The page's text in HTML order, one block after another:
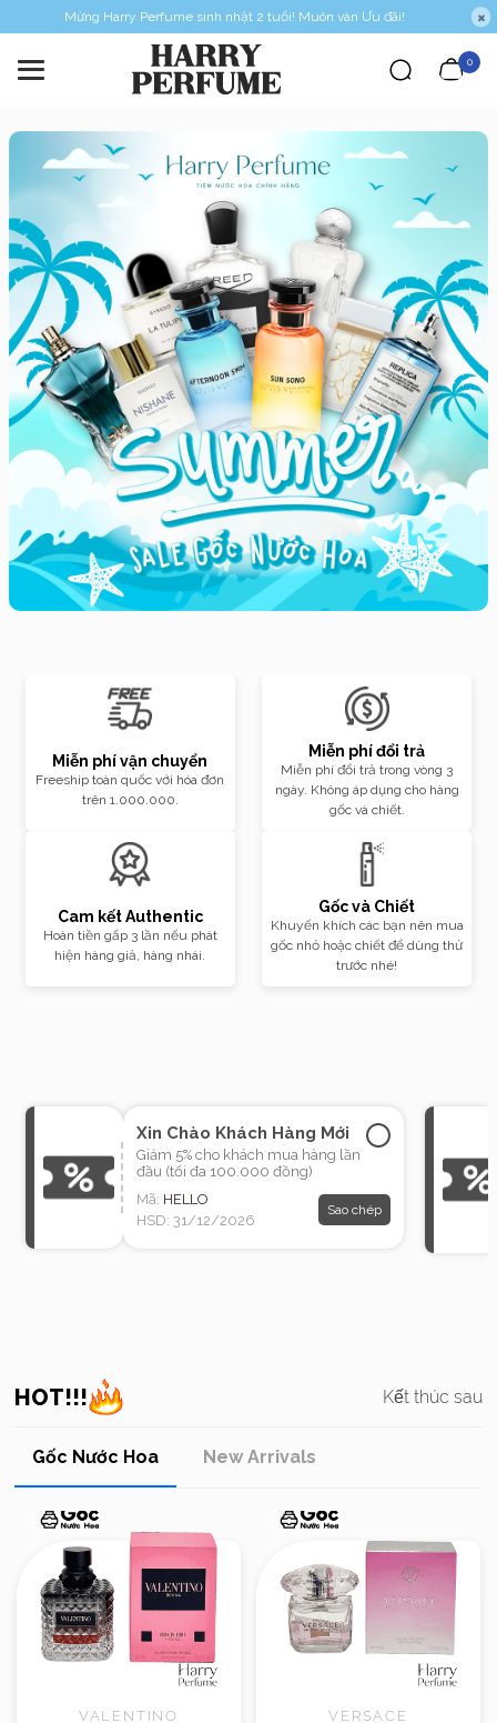
Mừng Harry Perfume sinh nhật 2 tuổi! Muôn vàn Ưu đãi!
0
Miễn phí vận chuyển
Freeship toàn quốc với hóa đơn
trên 1.000.000.
Miễn phí đổi trả
Miễn phí đổi trả trong vòng 3
ngày. Không áp dụng cho hàng
gốc và chiết.
Cam kết Authentic
Hoàn tiền gấp 3 lần nếu phát
hiện hàng giả, hàng nhái.
Gốc và Chiết
Khuyến khích các bạn nên mua
gốc nhỏ hoặc chiết để dùng thử
trước nhé!
Xin Chào Khách Hàng Mới
Giảm 5% cho khách mua hàng lần
đầu (tối đa 100.000 đồng)
Mã: HELLO
HSD: 31/12/2026
Sao chép
HOT!!! Kết thúc sau
Gốc Nước Hoa New Arrivals
VALENTINO VERSACE